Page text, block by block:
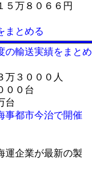
万８０６６円
まとめる
の輸送実績をまとめ
万３０００人
０台
台
事都市今治で開催
運企業が最新の製